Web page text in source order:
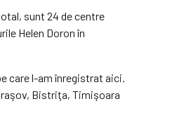
sunt 24 de centre
Helen Doron în
care l-am înregistrat aici.
Bistriţa, Timişoara